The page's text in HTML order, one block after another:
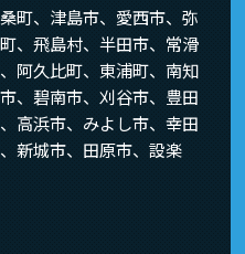
町、津島市、愛西市、弥
、飛島村、半田市、常滑
阿久比町、東浦町、南知
、碧南市、刈谷市、豊田
高浜市、みよし市、幸田
新城市、田原市、設楽